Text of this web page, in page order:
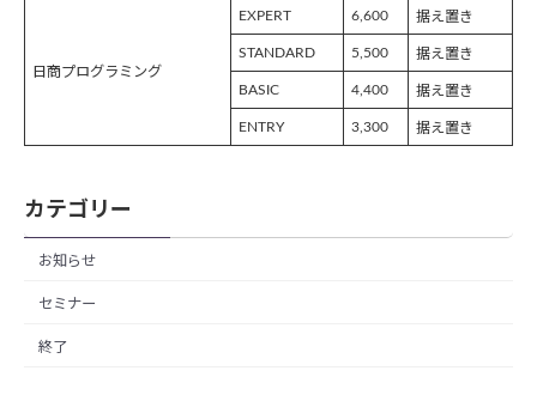
日商プログラミング
EXPERT 6,600 据え置き
STANDARD 5,500 据え置き
BASIC 4,400 据え置き
ENTRY 3,300 据え置き
カテゴリー
お知らせ
セミナー
終了